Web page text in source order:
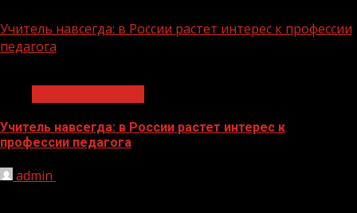
Учитель навсегда: в России растет интерес к профессии
педагога
Учитель навсегда: в России растет интерес к
профессии педагога
admin